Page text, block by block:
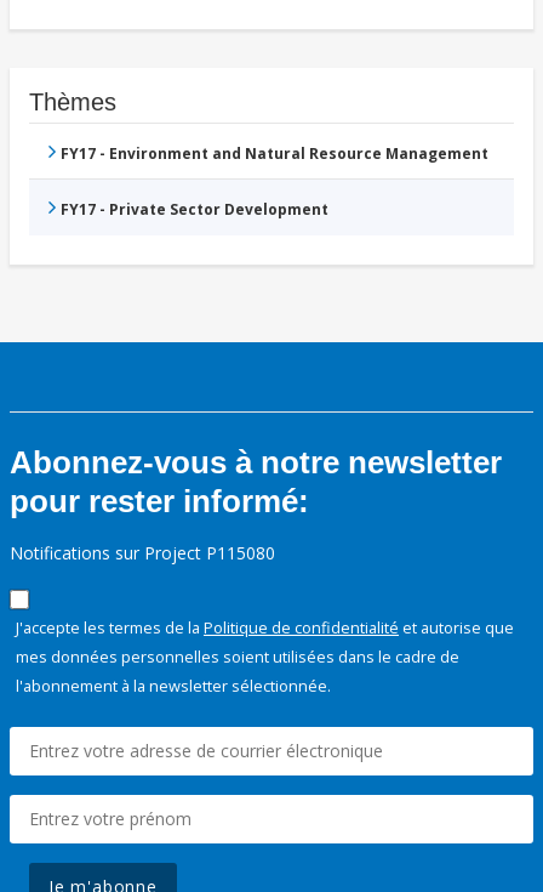
Thèmes
FY17 - Environment and Natural Resource Management
FY17 - Private Sector Development
Abonnez-vous à notre newsletter
pour rester informé:
Notifications sur Project P115080
J'accepte les termes de la Politique de confidentialité et autorise que
mes données personnelles soient utilisées dans le cadre de
l'abonnement à la newsletter sélectionnée.
Je m'abonne